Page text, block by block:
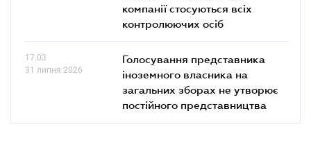
компанії стосуються всіх
контролюючих осіб
17.03
31 липня 2026
Голосування представника
іноземного власника на
загальних зборах не утворює
постійного представництва